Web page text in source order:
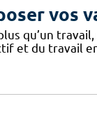
vos
qu’un
et du travail